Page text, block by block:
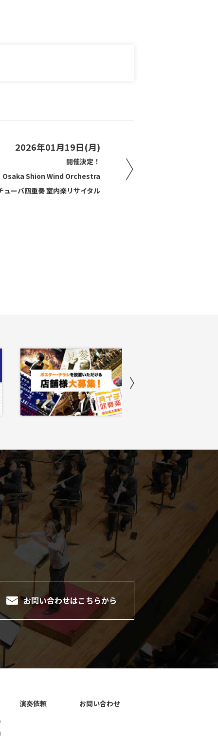
2026年01月19日(月)
開催決定！
Osaka Shion Wind Orchestra
ューバ四重奏 室内楽リサイタル
お問い合わせはこちらから
演奏依頼 お問い合わせ